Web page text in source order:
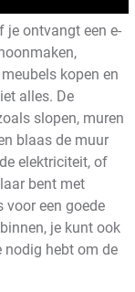
je ontvangt een e-
kopen en
alles. De
slopen, muren
blaas de muur
elektriciteit, of
bent met
voor een goede
je kunt ook
nodig hebt om de